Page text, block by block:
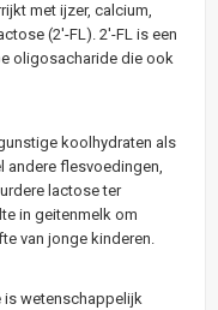
met ijzer, calcium,
(2'-FL). 2'-FL is een
oligosacharide die ook
koolhydraten als
flesvoedingen,
lactose ter
in geitenmelk om
van jonge kinderen.
is wetenschappelijk